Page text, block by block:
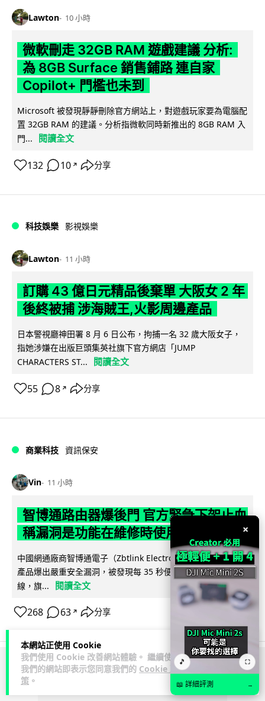
本網站正使用 Cookie
我們使用 Cookie 改善網站體驗。 繼續使用
我們的網站即表示您同意我們的 Cookie 政
策 。
Lawton 10 小時
微軟刪走 32GB RAM 遊戲建議 分析:
為 8GB Surface 銷售鋪路 連自家
Copilot+ 門檻也未到
Microsoft 被發現靜靜刪除官方網站上，對遊戲玩家要為電腦配
置 32GB RAM 的建議。分析指微軟同時新推出的 8GB RAM 入
門...
閱讀全文
132 10 ↗ 分享
科技娛樂 影視娛樂
Lawton 11 小時
訂購 43 億日元精品後棄單 大阪女 2 年
後終被捕 涉海賊王,火影周邊產品
日本警視廳神田署 8 月 6 日公布，拘捕一名 32 歲大阪女子，
指她涉嫌在出版巨頭集英社旗下官方網店「JUMP
CHARACTERS ST...
閱讀全文
55 8 ↗ 分享
商業科技 資訊保安
Vin 11 小時
智博通路由器爆後門 官方緊急下架止血
稱漏洞是功能在維修時使用
中國網通廠商智博通電子（Zbtlink Electronics）旗下的路由器
產品爆出嚴重安全漏洞，被發現每 35 秒便會與中國伺服器連
線，旗...
閱讀全文
268 63 ↗ 分享
ADVERTISEMENT
×
🎵 ⛶
📖 詳細評測 →